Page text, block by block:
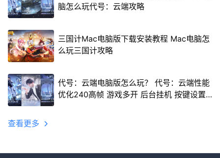
脑怎么玩代号：云端攻略
三国计Mac电脑版下载安装教程 Mac电脑怎
么玩三国计攻略
代号：云端电脑版怎么玩？ 代号：云端性能
优化240高帧 游戏多开 后台挂机 按键设置
查看更多